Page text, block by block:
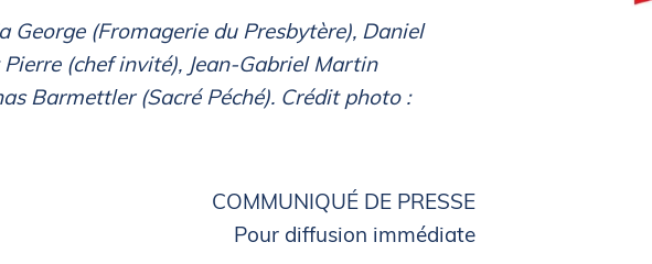
(Fromagerie du Presbytère), Daniel
(chef invité), Jean‑Gabriel Martin
Barmettler (Sacré Péché). Crédit photo :
COMMUNIQUÉ DE PRESSE
Pour diffusion immédiate